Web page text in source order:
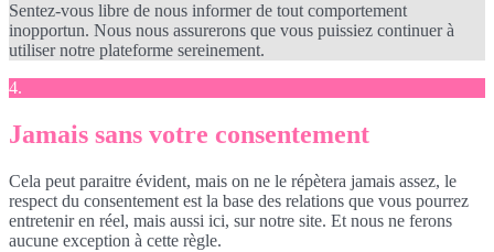
Sentez-vous libre de nous informer de tout comportement
inopportun. Nous nous assurerons que vous puissiez continuer à
utiliser notre plateforme sereinement.
4.
Jamais sans votre consentement
Cela peut paraitre évident, mais on ne le répètera jamais assez, le
respect du consentement est la base des relations que vous pourrez
entretenir en réel, mais aussi ici, sur notre site. Et nous ne ferons
aucune exception à cette règle.